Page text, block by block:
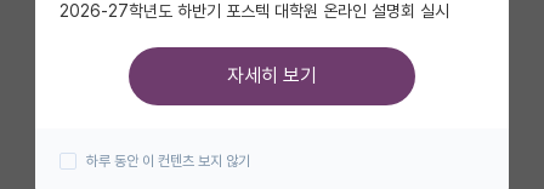
미국 유학 게시판
미국 대학원 합격 후기 게시판
대학원 합격 후기 게시판
2026-27학년도 하반기 포스텍 대학원 온라인 설명회 실시
자세히 보기
하루 동안 이 컨텐츠 보지 않기